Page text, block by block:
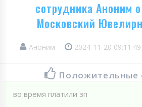
сотрудника Аноним
Московский
Аноним 2024-11-20 09:11:49
Положительные
во время платили зп